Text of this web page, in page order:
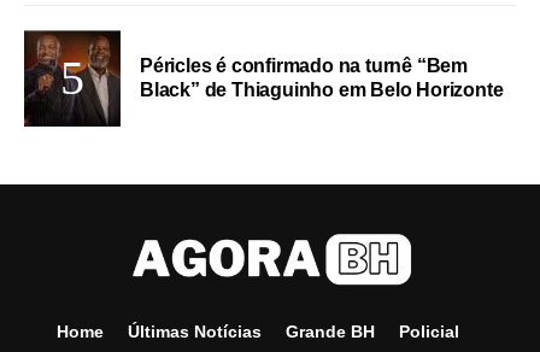
Péricles é confirmado na turnê “Bem
Black” de Thiaguinho em Belo Horizonte
Home Últimas Notícias Grande BH Policial